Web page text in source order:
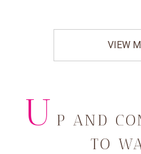
VIEW
U P AND
TO